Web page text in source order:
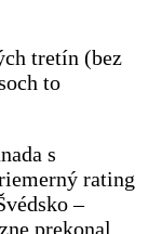
tretín (bez
to
s
rating
–
prekonal